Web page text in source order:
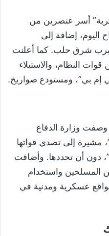
أسر عنصرين من
اليوم، إضافة إلى
شرق حلب. كما أعلنت
النظام، والاستيلاء
إم بي”، ومستودع صواريخ.
وزارة الدفاع
مشيرة إلى تصدي قواتها
دون أن تحددها. وأضافت
المسلحين واستخدام
عسكرية ومدنية في